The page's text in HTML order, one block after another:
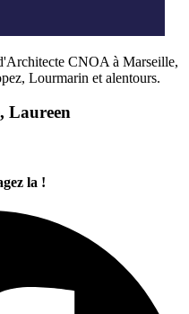
CNOA à Marseille,
Lourmarin et alentours.
Laureen
la !